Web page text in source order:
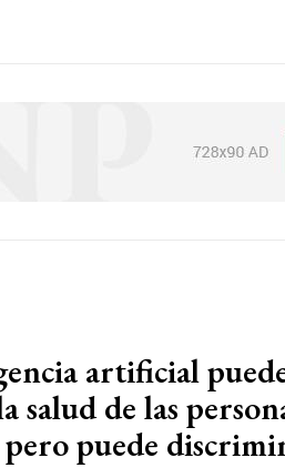
artificial
salud de las
pero puede